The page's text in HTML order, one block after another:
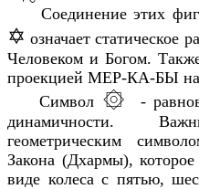
Соединение этих
✡ означает статическое
Человеком и Богом.
проекцией МЕР-КА-БЫ на
Символ ۞
-
динамичности.
геометрическим
Закона (Дхармы),
виде колеса с пятью,